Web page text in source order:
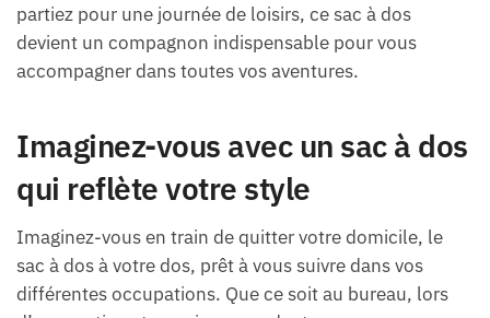
partiez pour une journée de loisirs, ce sac à dos
devient un compagnon indispensable pour vous
accompagner dans toutes vos aventures.
Imaginez-vous avec un sac à dos
qui reflète votre style
Imaginez-vous en train de quitter votre domicile, le
sac à dos à votre dos, prêt à vous suivre dans vos
différentes occupations. Que ce soit au bureau, lors